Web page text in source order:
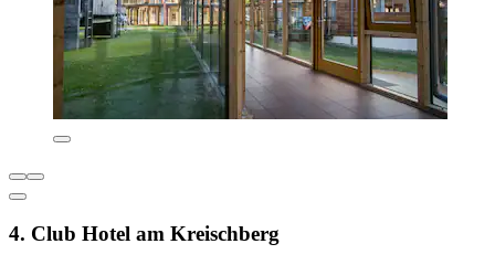
4. Club Hotel am Kreischberg